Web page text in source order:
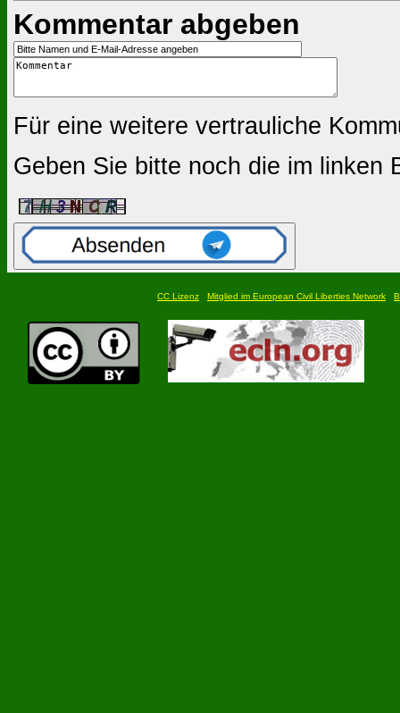
Kommentar abgeben
Für eine weitere vertrauliche
Geben Sie bitte noch die im linken
CC Lizenz Mitglied im European Civil Liberties Network